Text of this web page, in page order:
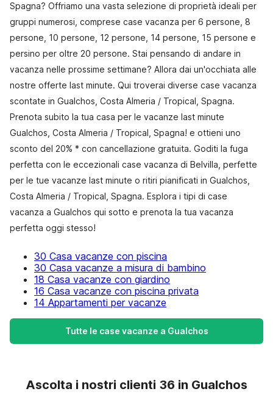
Spagna? Offriamo una vasta selezione di proprietà ideali per
gruppi numerosi, comprese case vacanza per 6 persone, 8
persone, 10 persone, 12 persone, 14 persone, 15 persone e
persino per oltre 20 persone. Stai pensando di andare in
vacanza nelle prossime settimane? Allora dai un'occhiata alle
nostre offerte last minute. Qui troverai diverse case vacanza
scontate in Gualchos, Costa Almeria / Tropical, Spagna.
Prenota subito la tua casa per le vacanze last minute
Gualchos, Costa Almeria / Tropical, Spagna! e ottieni uno
sconto del 20% * con cancellazione gratuita. Goditi la fuga
perfetta con le eccezionali case vacanza di Belvilla, perfette
per le tue vacanze last minute o ritiri pianificati in Gualchos,
Costa Almeria / Tropical, Spagna. Esplora i tipi di case
vacanza a Gualchos qui sotto e prenota la tua vacanza
perfetta oggi stesso!
30 Casa vacanze con piscina
30 Casa vacanze a misura di bambino
18 Casa vacanze con giardino
16 Casa vacanze con piscina privata
14 Appartamenti per vacanze
Tutte le case vacanze a Gualchos
Ascolta i nostri clienti 36 in Gualchos